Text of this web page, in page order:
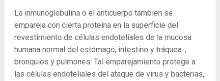
La inmunoglobulina o el anticuerpo también se
empareja con cierta proteína en la superficie del
revestimiento de células endoteliales de la mucosa
humana normal del estómago, intestino y tráquea. ,
bronquios y pulmones. Tal emparejamiento protege a
las células endoteliales del ataque de virus y bacterias,